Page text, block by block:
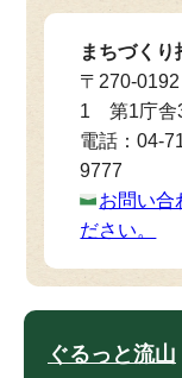
まちづく
〒270-
1 第1庁舎
電話：04-
9777
お問い合
ださい。
ぐるっと流山